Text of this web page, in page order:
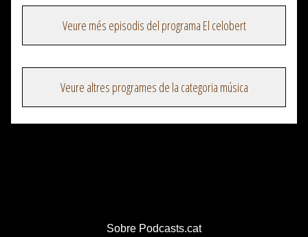
Veure més episodis del programa El celobert
Veure altres programes de la categoria música
Sobre Podcasts.cat